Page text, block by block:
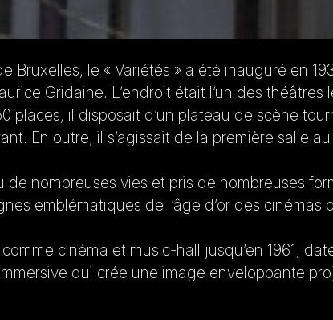
Bruxelles, le « Variétés » a été inauguré en
Gridaine. L’endroit était l’un des
places, il disposait d’un plateau de scène
En outre, il s’agissait de la première salle
de nombreuses vies et pris de nombreuses
emblématiques de l’âge d’or des cinémas
cinéma et music-hall jusqu’en 1961,
qui crée une image enveloppante